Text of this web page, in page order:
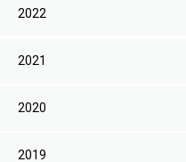
2022
2021
2020
2019